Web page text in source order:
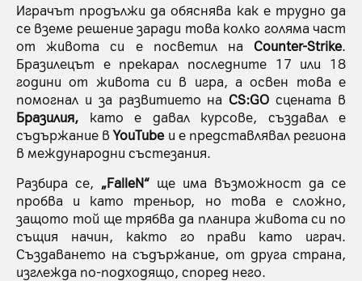
Играчът продължи да обяснява как е трудно да
се вземе решение заради това колко голяма част
от живота си е посветил на Counter-Strike.
Бразилецът е прекарал последните 17 или 18
години от живота си в игра, а освен това е
помогнал и за развитието наCS:GO сцената в
Бразилия, като е давал курсове, създавал е
съдържание вYouTube и е представлявал региона
в международни състезания.
Разбира се, „FalleN“ ще има възможност да се
пробва и като треньор, но това е сложно,
защото той ще трябва да планира живота си по
същия начин, както го прави като играч.
Създаването на съдържание, от друга страна,
изглежда по-подходящо, според него.